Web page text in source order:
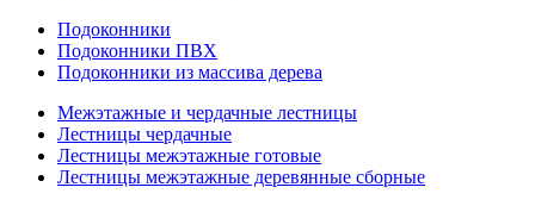
Подоконники
Подоконники ПВХ
Подоконники из массива дерева
Межэтажные и чердачные лестницы
Лестницы чердачные
Лестницы межэтажные готовые
Лестницы межэтажные деревянные сборные